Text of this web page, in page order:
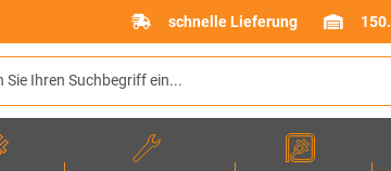
schnelle Lieferung